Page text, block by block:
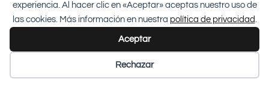
experiencia. Al hacer clic en «Aceptar» aceptas nuestro uso de
las cookies. Más información en nuestra política de privacidad.
Aceptar
Rechazar